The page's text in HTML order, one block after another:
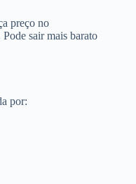
preço no
sair mais barato
por: